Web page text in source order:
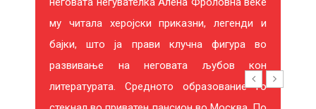
му читала херојски приказни, легенди и
бајки, што ја прави клучна фигура во
развивање на неговата љубов кон
литературата. Средното образование го